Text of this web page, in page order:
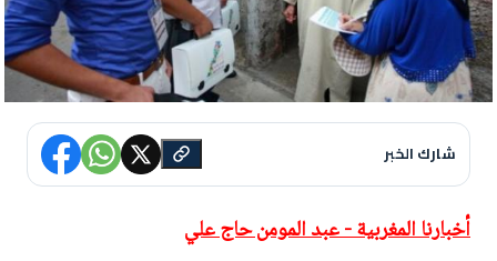
شارك الخبر
أخبارنا المغربية - عبد المومن حاج علي